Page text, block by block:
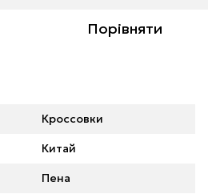
Порівняти
Кроссовки
Китай
Пена